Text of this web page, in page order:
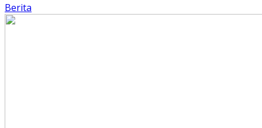
Berita